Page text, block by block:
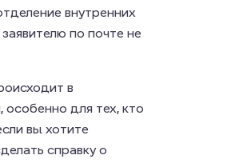
внутренних
по почте не
в
особенно для тех, кто
вы хотите
справку о